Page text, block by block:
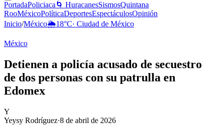
PortadaPoliciaca 🌀 HuracanesSismosQuintana
RooMéxicoPolíticaDeportesEspectáculosOpinión
Inicio/México🌦️18°C· Ciudad de México
México
Detienen a policía acusado de secuestro
de dos personas con su patrulla en
Edomex
Y
Yeysy Rodríguez·8 de abril de 2026